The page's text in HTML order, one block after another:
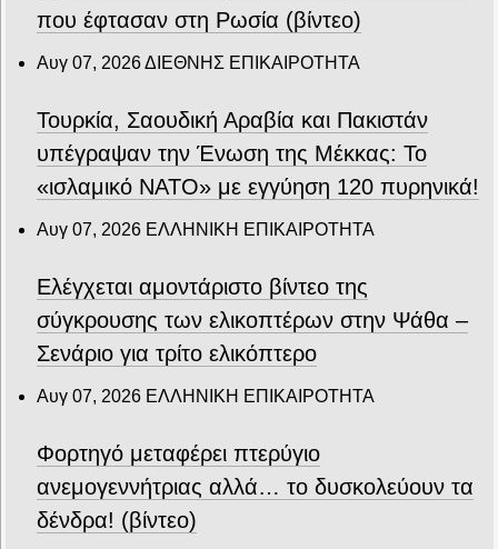
που έφτασαν στη Ρωσία (βίντεο)
Αυγ 07, 2026ΔΙΕΘΝΗΣ ΕΠΙΚΑΙΡΟΤΗΤΑ
Τουρκία, Σαουδική Αραβία και Πακιστάν
υπέγραψαν την Ένωση της Μέκκας: Το
«ισλαμικό ΝΑΤΟ» με εγγύηση 120 πυρηνικά!
Αυγ 07, 2026 ΕΛΛΗΝΙΚΗ ΕΠΙΚΑΙΡΟΤΗΤΑ
Ελέγχεται αμοντάριστο βίντεο της
σύγκρουσης των ελικοπτέρων στην Ψάθα –
Σενάριο για τρίτο ελικόπτερο
Αυγ 07, 2026 ΕΛΛΗΝΙΚΗ ΕΠΙΚΑΙΡΟΤΗΤΑ
Φορτηγό μεταφέρει πτερύγιο
ανεμογεννήτριας αλλά… το δυσκολεύουν τα
δένδρα! (βίντεο)